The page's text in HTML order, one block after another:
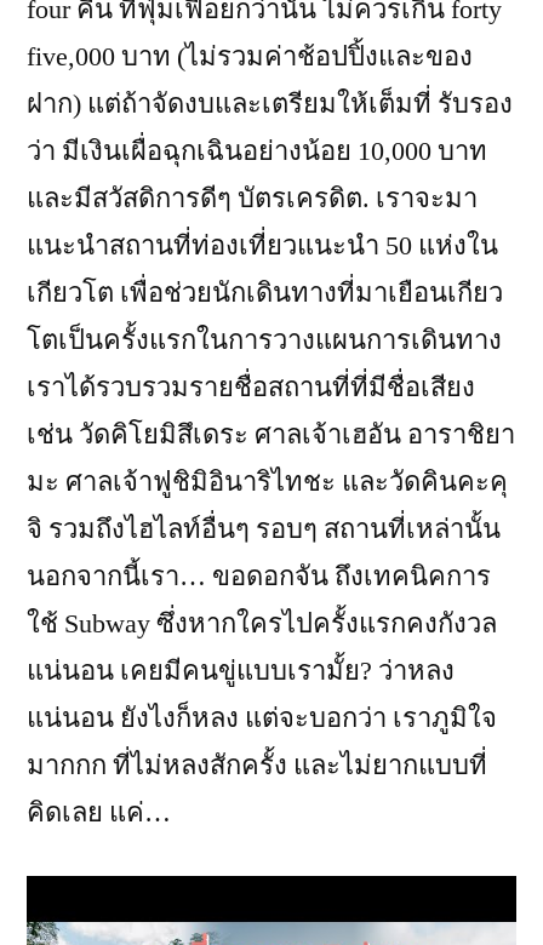
four คืน ที่ฟุ่มเฟือยกว่านั้น ไม่ควรเกิน forty
five,000 บาท (ไม่รวมค่าช้อปปิ้งและของ
ฝาก) แต่ถ้าจัดงบและเตรียมให้เต็มที่ รับรอง
ว่า มีเงินเผื่อฉุกเฉินอย่างน้อย 10,000 บาท
และมีสวัสดิการดีๆ บัตรเครดิต. เราจะมา
แนะนำสถานที่ท่องเที่ยวแนะนำ 50 แห่งใน
เกียวโต เพื่อช่วยนักเดินทางที่มาเยือนเกียว
โตเป็นครั้งแรกในการวางแผนการเดินทาง
เราได้รวบรวมรายชื่อสถานที่ที่มีชื่อเสียง
เช่น วัดคิโยมิสึเดระ ศาลเจ้าเฮอัน อาราชิยา
มะ ศาลเจ้าฟูชิมิอินาริไทชะ และวัดคินคะคุ
จิ รวมถึงไฮไลท์อื่นๆ รอบๆ สถานที่เหล่านั้น
นอกจากนี้เรา… ขอดอกจัน ถึงเทคนิคการ
ใช้ Subway ซึ่งหากใครไปครั้งแรกคงกังวล
แน่นอน เคยมีคนขู่แบบเรามั้ย? ว่าหลง
แน่นอน ยังไงก็หลง แต่จะบอกว่า เราภูมิใจ
มากกก ที่ไม่หลงสักครั้ง และไม่ยากแบบที่
คิดเลย แค่…